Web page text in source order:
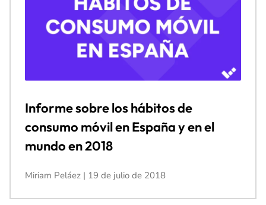
Informe sobre los hábitos de
consumo móvil en España y en el
mundo en 2018
Miriam Peláez 19 de julio de 2018